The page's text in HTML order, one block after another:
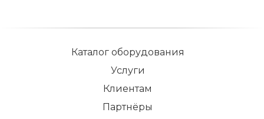
Каталог оборудования
Услуги
Клиентам
Партнёры